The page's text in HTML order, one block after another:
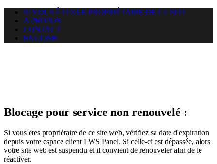
SI VOUS ÊTES LE PROPRIÉTAIRE DE CE SITE
A PROPOS
CONTACT
ENGLISH
Blocage pour service non renouvelé :
Si vous êtes propriétaire de ce site web, vérifiez sa date d'expiration
depuis votre espace client LWS Panel. Si celle-ci est dépassée, alors
votre site web est suspendu et il convient de renouveler afin de le
réactiver.